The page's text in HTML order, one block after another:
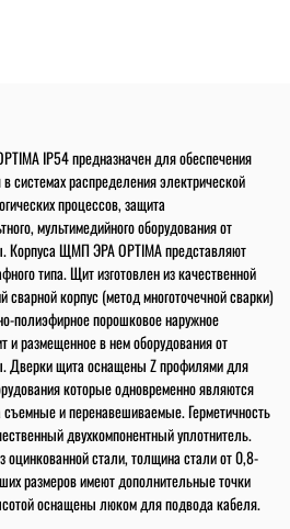
IP54 предназначен для обеспечения
системах распределения электрической
процессов, защита
мультимедийного оборудования от
Корпуса ЩМП ЭРА OPTIMA представляют
типа. Щит изготовлен из качественной
сварной корпус (метод многоточечной сварки)
полиэфирное порошковое наружное
и размещенное в нем оборудования от
Дверки щита оснащены Z профилями для
которые одновременно являются
и перенавешиваемые. Герметичность
двухкомпонентный уплотнитель.
стали, толщина стали от 0,8-
размеров имеют дополнительные точки
оснащены люком для подвода кабеля.